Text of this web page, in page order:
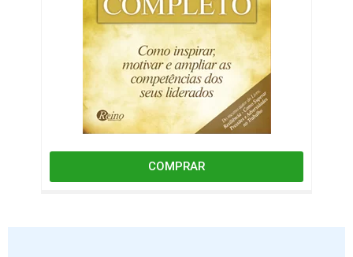
COMPRAR